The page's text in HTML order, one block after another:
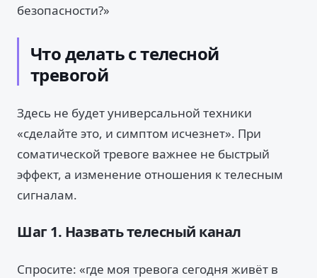
безопасности?»
Что делать с телесной
тревогой
Здесь не будет универсальной техники
«сделайте это, и симптом исчезнет». При
соматической тревоге важнее не быстрый
эффект, а изменение отношения к телесным
сигналам.
Шаг 1. Назвать телесный канал
Спросите: «где моя тревога сегодня живёт в